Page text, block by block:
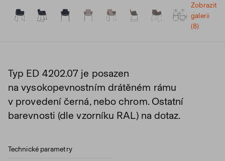
Zobrazit
galerii
(8)
Typ ED 4202.07 je posazen
na vysokopevnostním drátěném rámu
v provedení černá, nebo chrom. Ostatní
barevnosti (dle vzorníku RAL) na dotaz.
Technické parametry